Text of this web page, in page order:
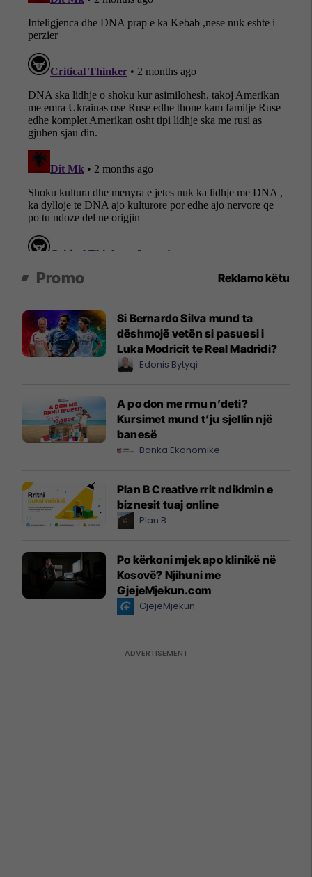
Promo Reklamo këtu
Si Bernardo Silva mund ta
dëshmojë vetën si pasuesi i
Luka Modricit te Real Madridi?
Edonis Bytyqi
A po don me rrnu n’deti?
Kursimet mund t’ju sjellin një
banesë
Banka Ekonomike
Plan B Creative rrit ndikimin e
biznesit tuaj online
Plan B
Po kërkoni mjek apo klinikë në
Kosovë? Njihuni me
GjejeMjekun.com
GjejeMjekun